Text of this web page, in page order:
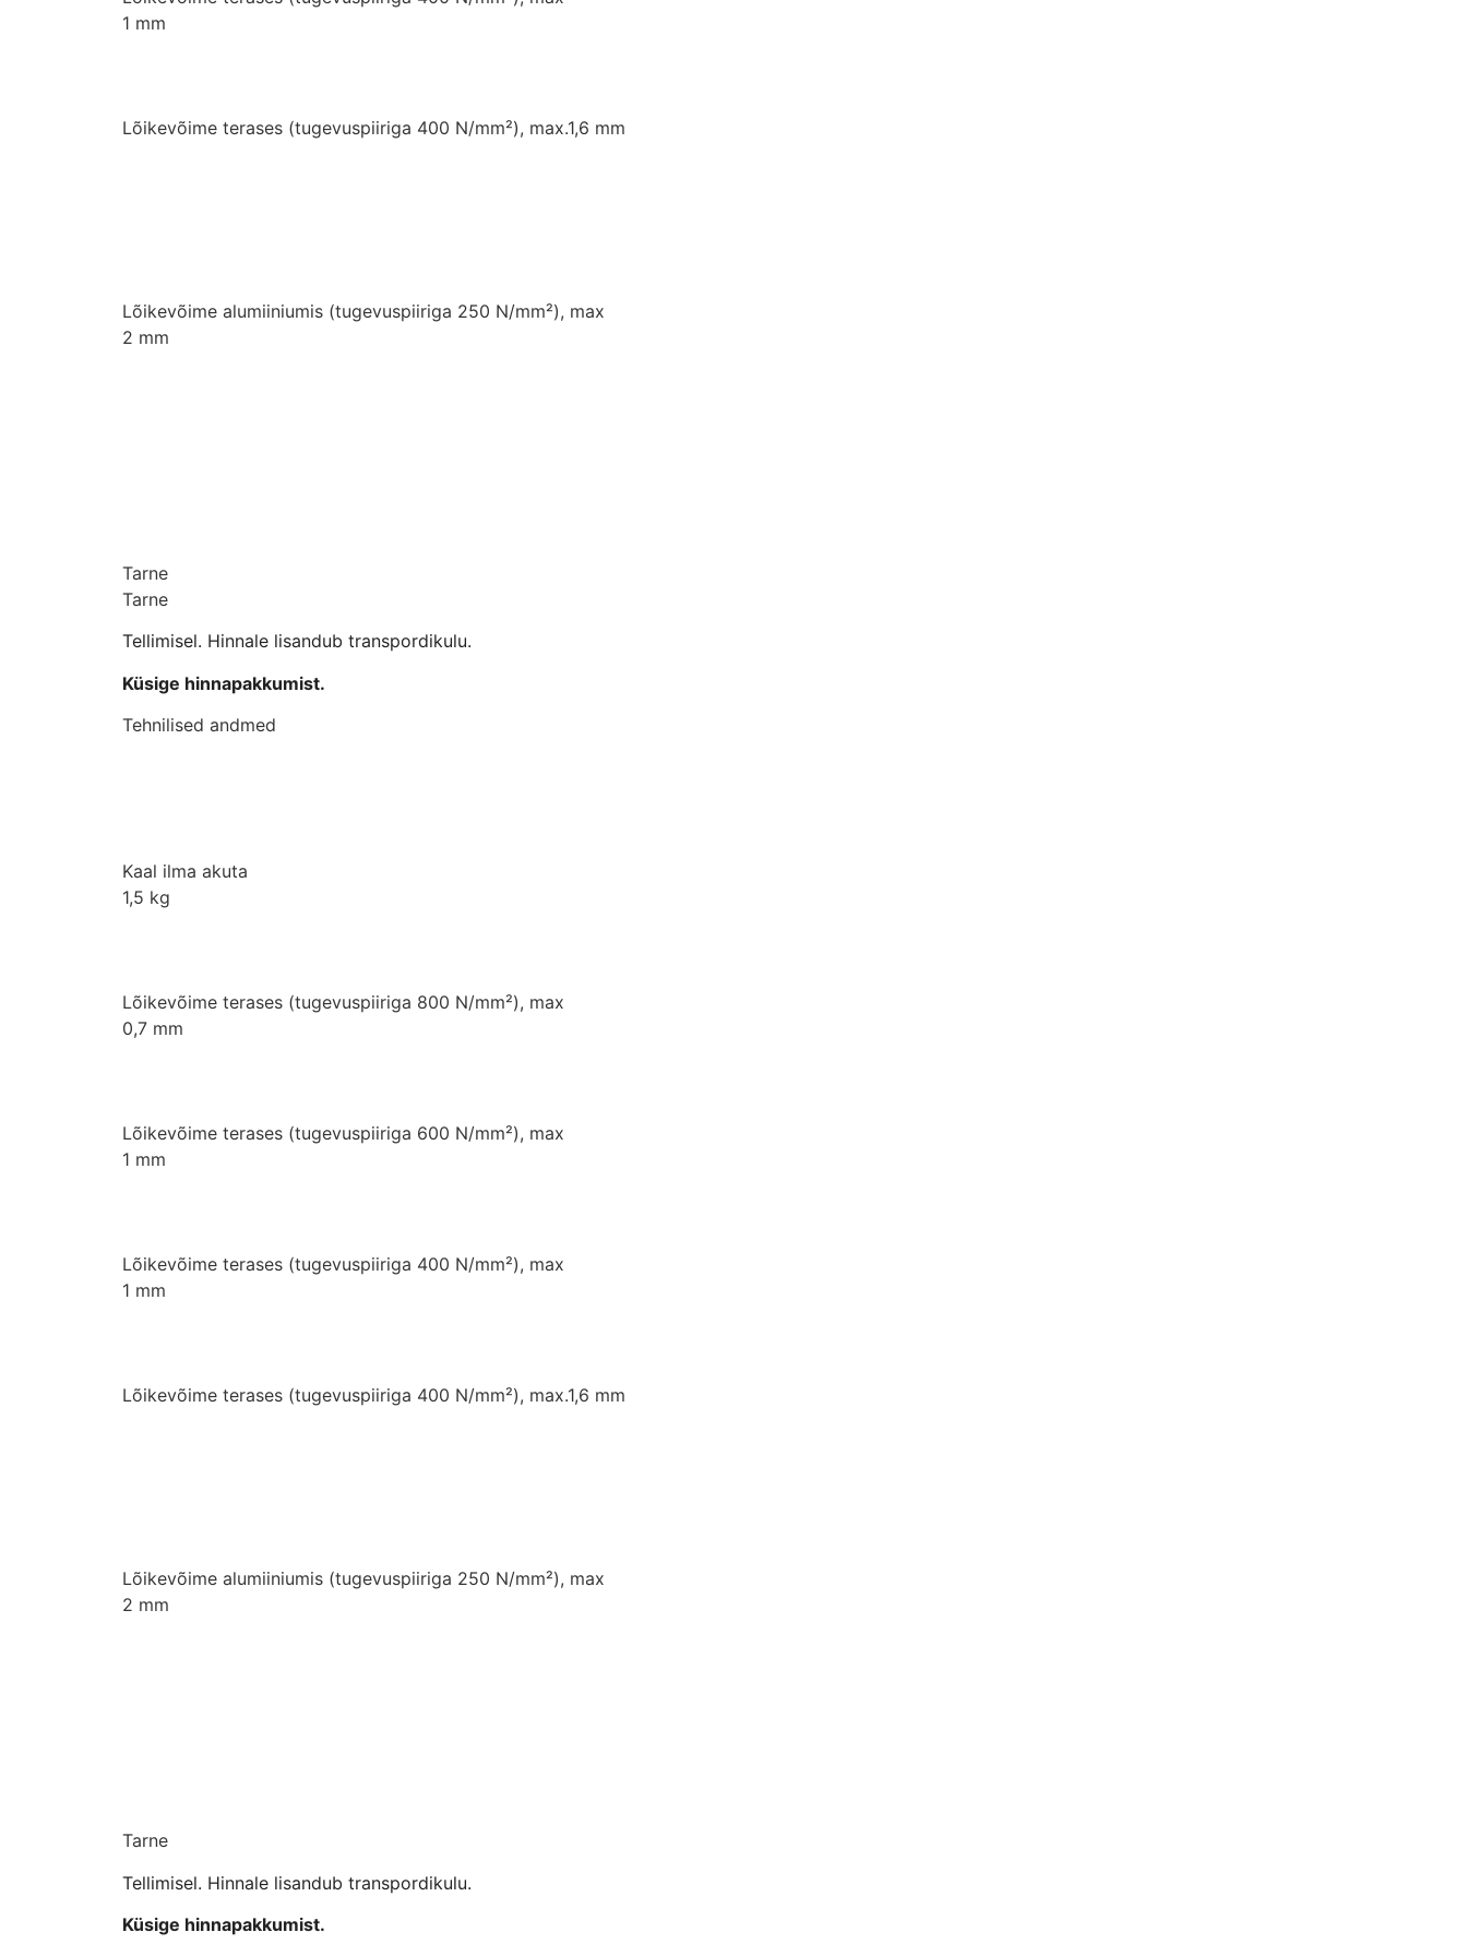
1 mm
Lõikevõime terases (tugevuspiiriga 400 N/mm²), max.1,6 mm
Lõikevõime alumiiniumis (tugevuspiiriga 250 N/mm²), max
2 mm
Tarne
Tarne
Tellimisel. Hinnale lisandub transpordikulu.
Küsige hinnapakkumist.
Tehnilised andmed
Kaal ilma akuta
1,5 kg
Lõikevõime terases (tugevuspiiriga 800 N/mm²), max
0,7 mm
Lõikevõime terases (tugevuspiiriga 600 N/mm²), max
1 mm
Lõikevõime terases (tugevuspiiriga 400 N/mm²), max
1 mm
Lõikevõime terases (tugevuspiiriga 400 N/mm²), max.1,6 mm
Lõikevõime alumiiniumis (tugevuspiiriga 250 N/mm²), max
2 mm
Tarne
Tellimisel. Hinnale lisandub transpordikulu.
Küsige hinnapakkumist.